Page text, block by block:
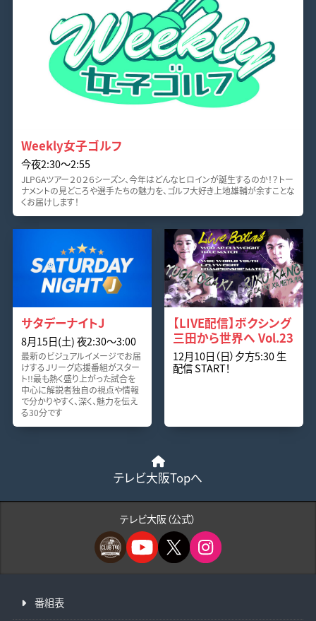
Weekly女子ゴルフ
今夜2:30〜2:55
JLPGAツアー２０２６シーズン、今年はどんなヒロインが誕生するのか！？トー
ナメントの見どころや選手たちの魅力を、ゴルフ大好き上地雄輔が余すことな
くお届けします！
サタデーナイトJ
8月15日(土) 夜2:30〜3:00
最新のビジュアルイメージでお届
けするＪリーグ応援番組がスター
ト!!最も熱く盛り上がった試合を
中心に解説者独自の視点や情報
で分かりやすく、深く、魅力を伝え
る30分です
【LIVE配信】ボクシング
三田から世界へ Vol.23
12月10日（日）夕方5:30 生
配信 START！
テレビ大阪Topへ
テレビ大阪（公式）
番組表